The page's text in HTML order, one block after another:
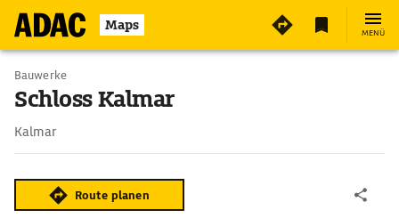
Maps MENÜ
Bauwerke
Schloss Kalmar
Kalmar
Route planen